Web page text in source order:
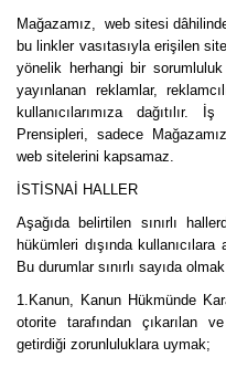
Mağazamız, web sitesi
bu linkler vasıtasıyla erişilen
yönelik herhangi bir
yayınlanan reklamlar,
kullanıcılarımıza
Prensipleri, sadece
web sitelerini kapsamaz.
İSTİSNAİ HALLER
Aşağıda belirtilen sınırlı
hükümleri dışında
Bu durumlar sınırlı sayıda
1.Kanun, Kanun Hükmünde
otorite tarafından çıkarılan
getirdiği zorunluluklara uymak;